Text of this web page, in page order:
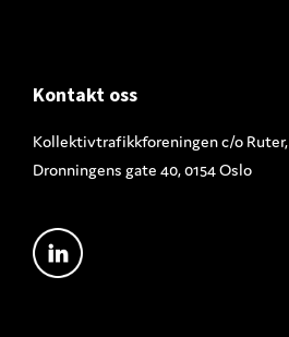
Footer
Kontakt oss
Kollektivtrafikkforeningen c/o Ruter,
Dronningens gate 40, 0154 Oslo